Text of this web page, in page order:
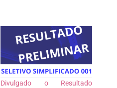
Divulgado o Resultado